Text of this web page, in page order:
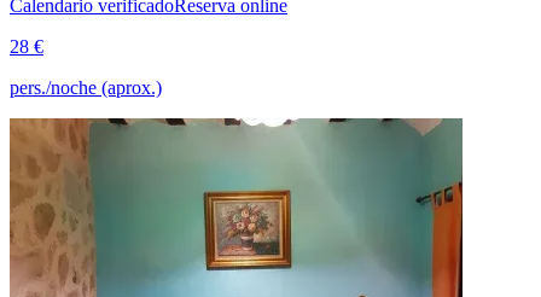
Calendario verificadoReserva online
28 €
pers./noche (aprox.)